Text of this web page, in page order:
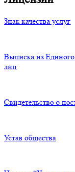
Знак качества услуг
Выписка из Единого
лиц
Свидетельство о
Устав общества